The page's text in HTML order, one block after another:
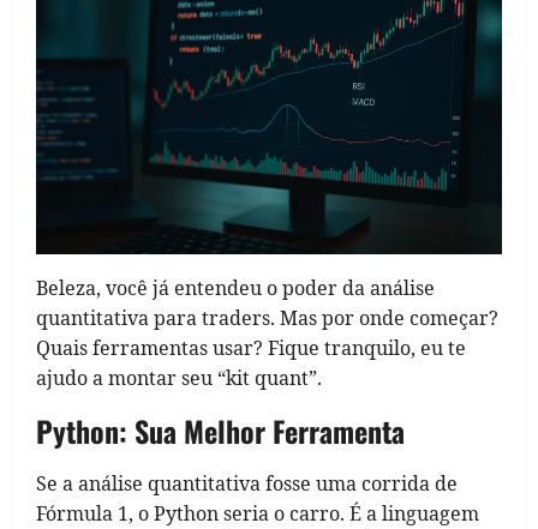
Beleza, você já entendeu o poder da análise
quantitativa para traders. Mas por onde começar?
Quais ferramentas usar? Fique tranquilo, eu te
ajudo a montar seu “kit quant”.
Python: Sua Melhor Ferramenta
Se a análise quantitativa fosse uma corrida de
Fórmula 1, o Python seria o carro. É a linguagem